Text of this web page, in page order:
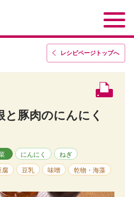
レシピページトップへ
と豚肉のにんにく
にんにく ねぎ
腐 豆乳 味噌 乾物・海藻